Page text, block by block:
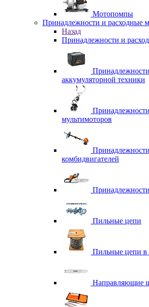
Мотопомпы
Принадлежности и расходные
Назад
Принадлежности и
аккумуляторной техники
мультимоторов
комбидвигателей
Пильные цепи
Пильные цепи в
Направляющие